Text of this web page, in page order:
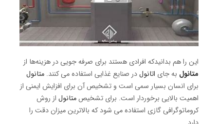
این را هم بدانیدکه افرادی هستند برای صرفه جویی در هزینه‌ها از
متانول به جای اتانولدر صنایع غذایی استفاده می کنند. متانول
برای انسان بسیار سمی است و تشخیص آن برای افزایش ایمنی از
اهمیت بالایی برخوردار است. برای تشخیصمتانول از روش
کروماتوگرافی گازی استفاده می شود که بالاترین میزان دقت را